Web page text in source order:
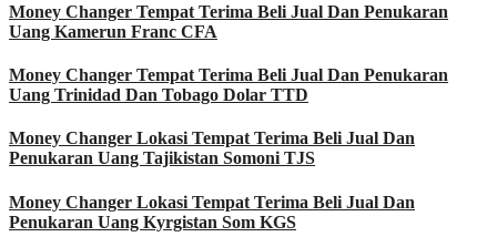
Money Changer Tempat Terima Beli Jual Dan Penukaran
Uang Kamerun Franc CFA
Money Changer Tempat Terima Beli Jual Dan Penukaran
Uang Trinidad Dan Tobago Dolar TTD
Money Changer Lokasi Tempat Terima Beli Jual Dan
Penukaran Uang Tajikistan Somoni TJS
Money Changer Lokasi Tempat Terima Beli Jual Dan
Penukaran Uang Kyrgistan Som KGS